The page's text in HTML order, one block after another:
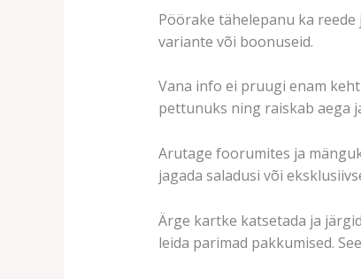
Pöörake tähelepanu ka
variante või boonuseid.
Vana info ei pruugi enam
pettunuks ning raiskab aega
Arutage foorumites ja
jagada saladusi või
Ärge kartke katsetada ja
leida parimad pakkumised.